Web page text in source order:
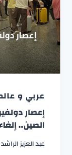
عربي و
إعصار
الصين.. إلغاء 1300 رحلة وإجلاء مئات
عبد العزيز الراشد